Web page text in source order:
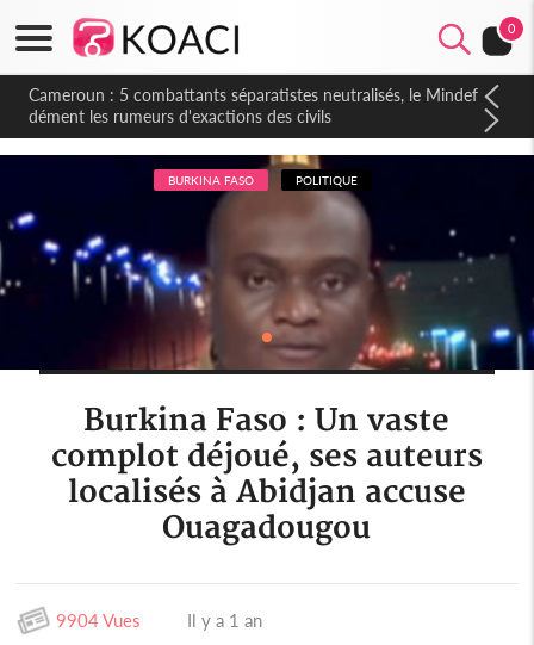
0
Cameroun : 5 combattants séparatistes neutralisés, le Mindef
dément les rumeurs d'exactions des civils
BURKINA FASO POLITIQUE
Burkina Faso : Un vaste
complot déjoué, ses auteurs
localisés à Abidjan accuse
Ouagadougou
9904 Vues Il y a 1 an